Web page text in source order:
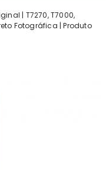
| T7270, T7000,
Fotográfica | Produto